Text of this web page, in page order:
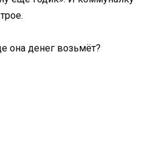
она денег возьмёт?